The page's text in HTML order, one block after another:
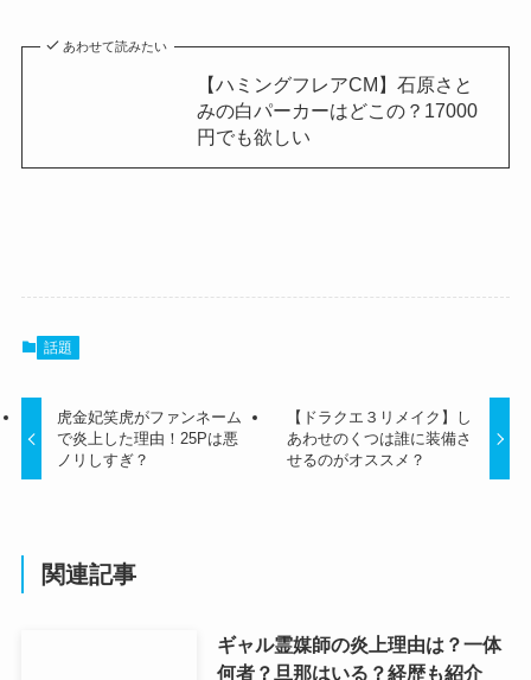
あわせて読みたい
【ハミングフレアCM】石原さと
みの白パーカーはどこの？17000
円でも欲しい
話題
虎金妃笑虎がファンネーム
で炎上した理由！25Pは悪
ノリしすぎ？
【ドラクエ３リメイク】し
あわせのくつは誰に装備さ
せるのがオススメ？
関連記事
ギャル霊媒師の炎上理由は？一体
何者？旦那はいる？経歴も紹介